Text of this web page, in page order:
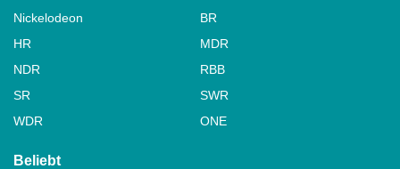
Nickelodeon
BR
HR
MDR
NDR
RBB
SR
SWR
WDR
ONE
Beliebt